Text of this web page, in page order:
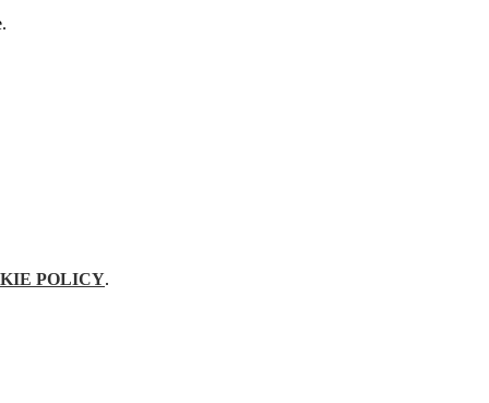
POLICY.